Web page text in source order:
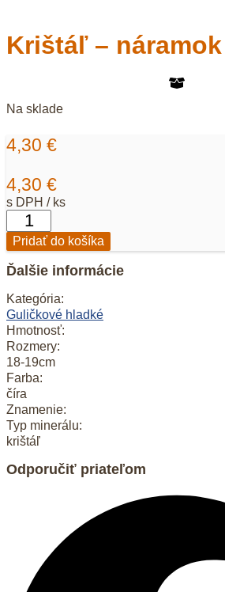
Krištáľ –
Na sklade
4,30 €
4,30 €
s DPH / ks
množstvo
Krištáľ
4mm
Pridať do košíka
Ďalšie informácie
Kategória:
Guličkové hladké
Hmotnosť:
Rozmery:
18-19cm
Farba:
číra
Znamenie:
Typ minerálu:
krištáľ
Odporučiť priateľom